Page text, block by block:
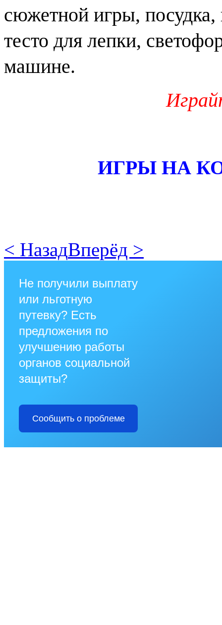
сюжетной игры,
тесто для лепки,
машине.
ИГРЫ НА
< НазадВперёд >
Не получили выплату
или льготную
путевку? Есть
предложения по
улучшению работы
органов социальной
защиты?
Сообщить о проблеме